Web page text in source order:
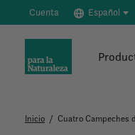
Cuenta Español
Inicio / Cuatro Campeches